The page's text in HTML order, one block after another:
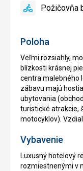
Poloha
Veľmi rozsiahly,
blízkosti krásnej
centra malebného
zábavu majú
ubytovania
turistické atrakcie,
motocyklov).
Vybavenie
Luxusný hotelový
rozmiestnenými v
Požičovňa
Požičovňa
áno